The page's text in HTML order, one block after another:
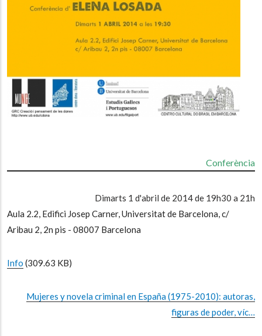
Conferència
Dimarts 1 d'abril de 2014 de 19h30 a 21h
Aula 2.2, Edifici Josep Carner, Universitat de Barcelona, c/
Aribau 2, 2n pis - 08007 Barcelona
Info (309.63 KB)
Mujeres y novela criminal en España (1975-2010): autoras,
figuras de poder, víc…